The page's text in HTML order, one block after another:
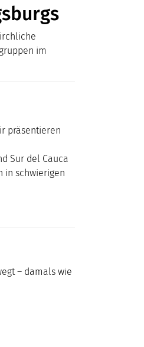
im
präsentieren
Sur del Cauca
in schwierigen
– damals wie